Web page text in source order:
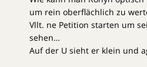
um rein oberflächlich zu
Vllt. ne Petition starten um
sehen…
Auf der U sieht er klein und